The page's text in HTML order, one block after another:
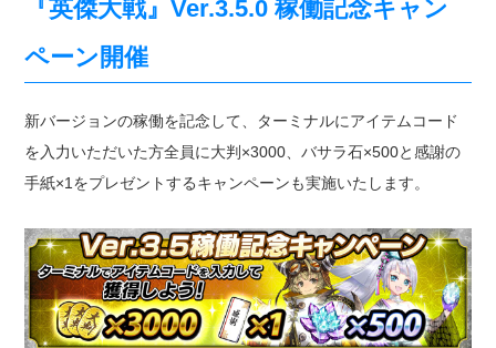
『英傑大戦』Ver.3.5.0 稼働記念キャン
ペーン開催
新バージョンの稼働を記念して、ターミナルにアイテムコード
を入力いただいた方全員に大判×3000、バサラ石×500と感謝の
手紙×1をプレゼントするキャンペーンも実施いたします。